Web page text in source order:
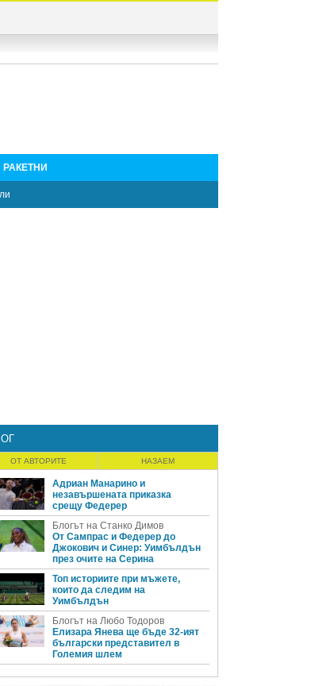
РАКЕТНИ
ОТ АВТОРИТЕ НАЗАЕМ
Адриан Манарино и
незавършената приказка
срещу Федерер
Блогът на Станко Димов
От Сампрас и Федерер до
Джокович и Синер: Уимбълдън
през очите на Серина
Топ историите при мъжете,
които да следим на
Уимбълдън
Блогът на Любо Тодоров
Елизара Янева ще бъде 32-ият
български представител в
Големия шлем